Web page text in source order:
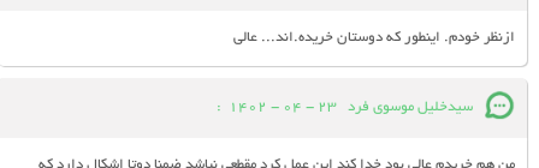
ازنظر خودم. اینطور که دوستان خریده.اند... عالی
سیدخلیل موسوی فرد 23 - 04 - 1402
:
من هم خریدم عالی بود خدا کند این عمل کرد مقطعی نباشد ضمنا دوتا اشکال دارد که